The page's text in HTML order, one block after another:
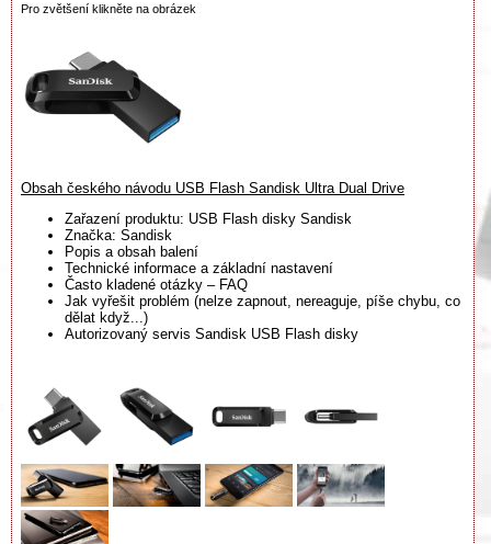
Pro zvětšení klikněte na obrázek
Obsah českého návodu USB Flash Sandisk Ultra Dual Drive
Zařazení produktu: USB Flash disky Sandisk
Značka: Sandisk
Popis a obsah balení
Technické informace a základní nastavení
Často kladené otázky – FAQ
Jak vyřešit problém (nelze zapnout, nereaguje, píše chybu, co
dělat když...)
Autorizovaný servis Sandisk USB Flash disky